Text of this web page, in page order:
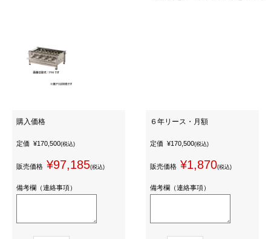
購入価格
定価 ¥170,500(税込)
販売価格 ¥97,185(税込)
備考欄（連絡事項）
６年リース・月額
定価 ¥170,500(税込)
販売価格 ¥1,870(税込)
備考欄（連絡事項）